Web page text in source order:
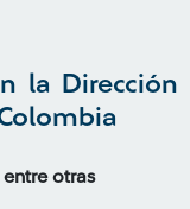
la Dirección
otras